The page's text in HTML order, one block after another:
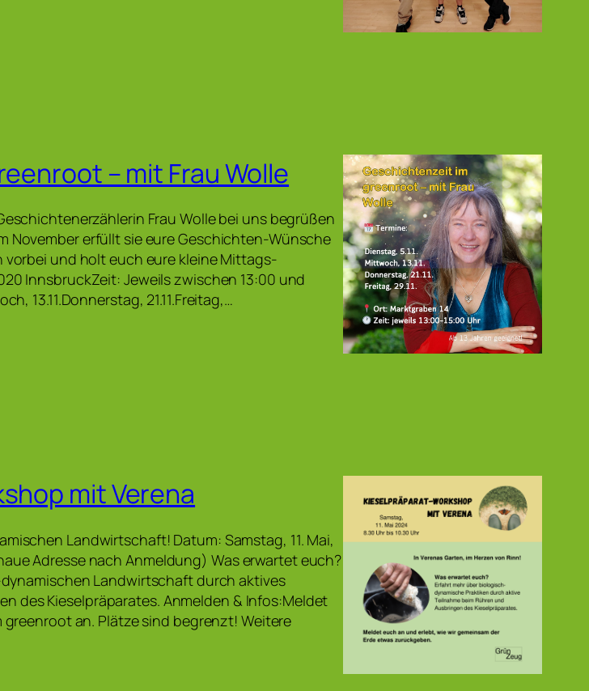
– mit Frau Wolle
Frau Wolle bei uns begrüßen
November erfüllt sie eure Geschichten-Wünsche
vorbei und holt euch eure kleine Mittags-
InnsbruckZeit: Jeweils zwischen 13:00 und
13.11.Donnerstag, 21.11.Freitag,…
mit Verena
Landwirtschaft! Datum: Samstag, 11. Mai,
Adresse nach Anmeldung) Was erwartet euch?
Landwirtschaft durch aktives
des Kieselpräparates. Anmelden & Infos:Meldet
an. Plätze sind begrenzt! Weitere